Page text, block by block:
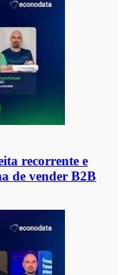
recorrente e
de vender B2B